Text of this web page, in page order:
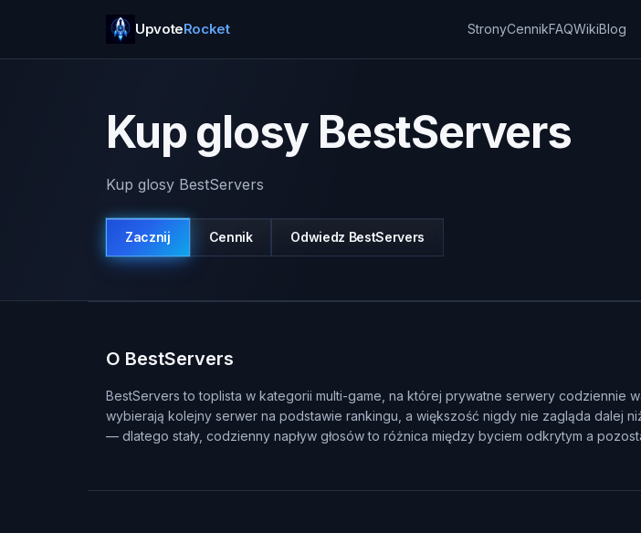
UpvoteRocket StronyCennikFAQWikiBlog
Kup glosy BestServers
Kup glosy BestServers
Zacznij Cennik Odwiedz BestServers
O BestServers
BestServers to toplista w kategorii multi-game, na której prywatne serwery codziennie
wybierają kolejny serwer na podstawie rankingu, a większość nigdy nie zagląda dalej
— dlatego stały, codzienny napływ głosów to różnica między byciem odkrytym a